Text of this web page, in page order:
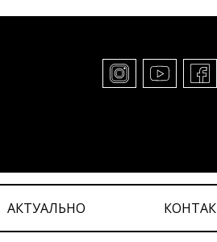
АКТУАЛЬНО